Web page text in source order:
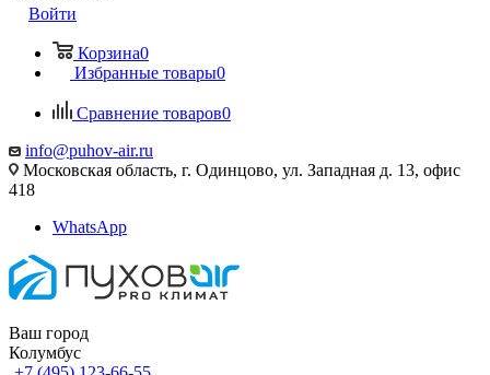
Войти
Корзина0
Избранные товары0
Сравнение товаров0
info@puhov-air.ru
Московская область, г. Одинцово, ул. Западная д. 13, офис
418
WhatsApp
Ваш город
Колумбус